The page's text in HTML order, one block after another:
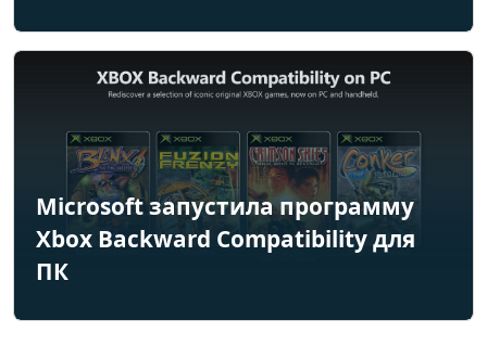
Microsoft запустила программу
Xbox Backward Compatibility для
ПК